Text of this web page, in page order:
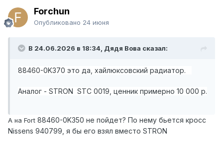
Forchun
Опубликовано 24 июня
В 24.06.2026 в 18:34, Дядя Вова сказал:
88460-0K370 это да, хайлюксовский радиатор.
Аналог - STRON STC 0019, ценник примерно 10 000 р.
А на Fort 88460-0K350 не пойдет? По нему бьется кросс
Nissens 940799, я бы его взял вместо STRON